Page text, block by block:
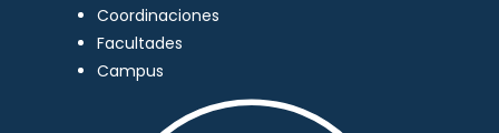
Coordinaciones
Facultades
Campus